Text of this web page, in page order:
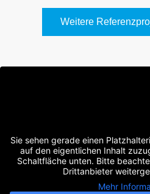
Weitere
Sie sehen gerade einen
auf den eigentlichen Inhalt
Schaltfläche unten. Bitte
Drittanbieter
Mehr